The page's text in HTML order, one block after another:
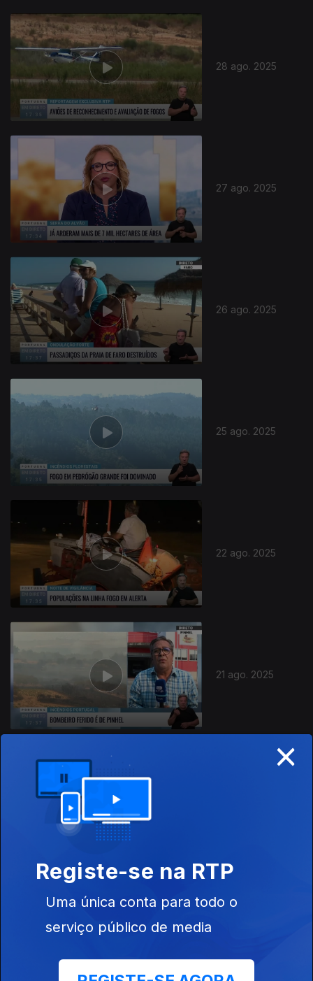
28 ago. 2025
27 ago. 2025
26 ago. 2025
25 ago. 2025
22 ago. 2025
21 ago. 2025
871050
×
Registe-se na RTP
Uma única conta para todo o
serviço público de media